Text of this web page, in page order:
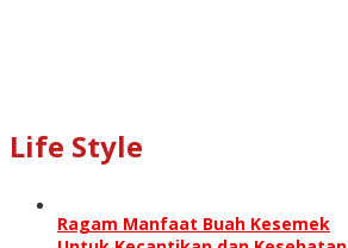
Life Style
Ragam Manfaat Buah Kesemek